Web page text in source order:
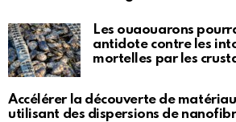
Les ouaouarons
antidote contre les
mortelles par les
Accélérer la découverte de
utilisant des dispersions de